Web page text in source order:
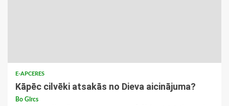
E-APCERES
Kāpēc cilvēki atsakās no Dieva aicinājuma?
Bo Gīrcs